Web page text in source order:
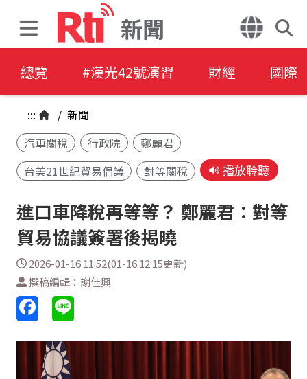
新聞
總覽 #漢光42號演習 財經 國際
::: / 新聞
汽車關稅
行政院
鄭麗君
台美21世紀貿易倡議
對等關稅 播放聆聽
進口車降稅再等等？ 鄭麗君：對等
貿易協議簽署後揭曉
2026-01-16 11:52(01-16 12:15更新)
撰稿編輯：謝佳興